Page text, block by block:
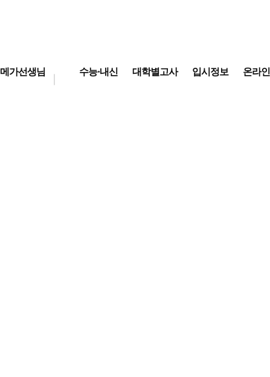
메가선생님 수능·내신 대학별고사 입시정보 온라